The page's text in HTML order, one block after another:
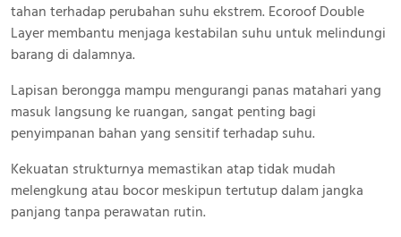
tahan terhadap perubahan suhu ekstrem. Ecoroof Double
Layer membantu menjaga kestabilan suhu untuk melindungi
barang di dalamnya.
Lapisan berongga mampu mengurangi panas matahari yang
masuk langsung ke ruangan, sangat penting bagi
penyimpanan bahan yang sensitif terhadap suhu.
Kekuatan strukturnya memastikan atap tidak mudah
melengkung atau bocor meskipun tertutup dalam jangka
panjang tanpa perawatan rutin.